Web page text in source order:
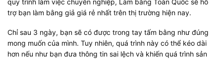
quy trình làm việc chuyên nghiệp, Làm bằng Toàn Quốc sẽ hỗ
trợ bạn làm bằng giả giá rẻ nhất trên thị trường hiện nay.
Chỉ sau 3 ngày, bạn sẽ có được trong tay tấm bằng như đúng
mong muốn của mình. Tuy nhiên, quá trình này có thể kéo dài
hơn nếu như bạn đưa thông tin sai lệch và khiến quá trình sản